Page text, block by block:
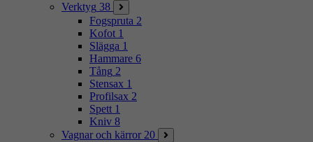
Verktyg 38
Fogspruta 2
Kofot 1
Slägga 1
Hammare 6
Tång 2
Stensax 1
Profilsax 2
Spett 1
Kniv 8
Vagnar och kärror 20